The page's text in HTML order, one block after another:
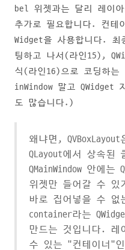
bel 위젯과는 달리 레이
추가로 필요합니다. 컨테
Widget을 사용합니다. 최
팅하고 나서(라인15),
식(라인16)으로 코딩하는
inWindow 말고 QWidget
도 많습니다.)
왜냐면,
QLayout에서 상속된
QMainWindow 안에는
위젯만 들어갈 수 있
바로 집어넣을 수 없
container라는
만드는 것입니다. 레
수 있는 "컨테이너"